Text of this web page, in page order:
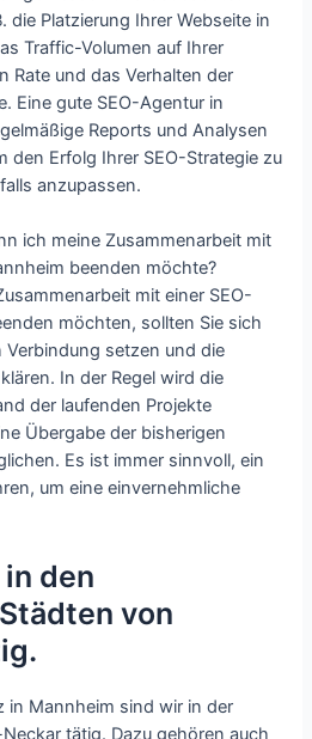
die Platzierung Ihrer Webseite in
Traffic-Volumen auf Ihrer
Rate und das Verhalten der
Eine gute SEO-Agentur in
Reports und Analysen
den Erfolg Ihrer SEO-Strategie zu
anzupassen.
ich meine Zusammenarbeit mit
beenden möchte?
mit einer SEO-
möchten, sollten Sie sich
setzen und die
In der Regel wird die
der laufenden Projekte
Übergabe der bisherigen
Es ist immer sinnvoll, ein
um eine einvernehmliche
den
von
in Mannheim sind wir in der
tätig. Dazu gehören auch